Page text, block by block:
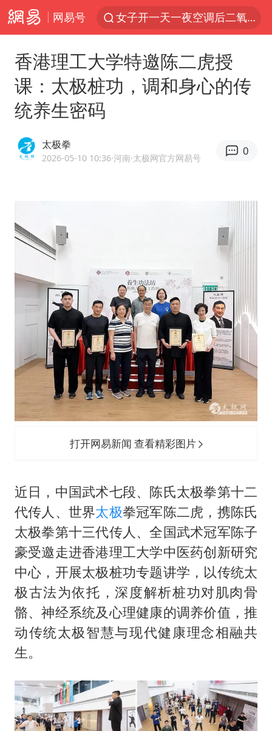
网易号
美国将对多晶硅衍生品加征15%关税
陕西省委书记赶赴柞水县杏坪镇
改名后的“青海拉面”店
广岛核爆81周年央视播《奥本海默》
公司“上四休三”但要降薪1000元
国民党推出AI发言人“郑小文”
“中国蔬菜之乡”最高温达41.8℃
香港理工大学特邀陈二虎授
课：太极桩功，调和身心的传
统养生密码
太极拳
2026-05-10 10:36·河南·太极网官方网易号
0
打开网易新闻 查看精彩图片
近日，中国武术七段、陈氏太极拳第十二
代传人、世界太极拳冠军陈二虎，携陈氏
太极拳第十三代传人、全国武术冠军陈子
豪受邀走进香港理工大学中医药创新研究
中心，开展太极桩功专题讲学，以传统太
极古法为依托，深度解析桩功对肌肉骨
骼、神经系统及心理健康的调养价值，推
动传统太极智慧与现代健康理念相融共
生。